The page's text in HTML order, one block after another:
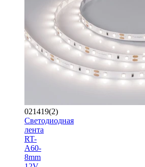
021419(2)
Светодиодная
лента
RT-
A60-
8mm